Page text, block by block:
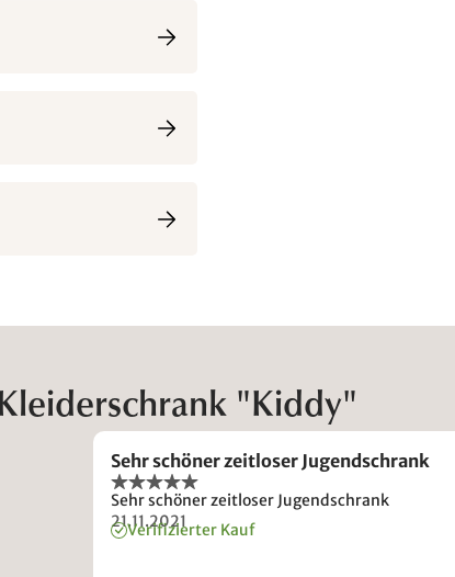
"Kiddy"
Sehr schöner zeitloser Jugendschrank
Sehr schöner zeitloser Jugendschrank
21.11.2021
Verifizierter Kauf